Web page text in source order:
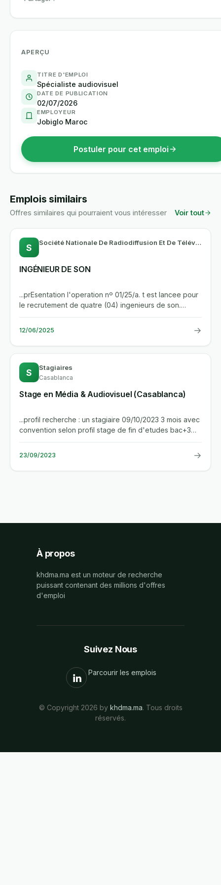
APERÇU
TITRE D'EMPLOI
Spécialiste audiovisuel
DATE DE PUBLICATION
02/07/2026
EMPLOYEUR
Jobiglo Maroc
Postuler pour cet emploi
Emplois similairs
Offres similaires qui pourraient vous intéresser Voir tout
S Société Nationale De Radiodiffusion Et De Télévision-SNRT
INGÉNIEUR DE SON
...prEsentation l'operation nº 01/25/a. t est lancee pour
le recrutement de quatre (04) ingenieurs de son.
affectation et...
12/06/2025 →
S Stagiaires
Casablanca
Stage en Média & Audiovisuel (Casablanca)
...profil recherche : un stagiaire 09/10/2023 3 mois avec
convention selon profil stage de fin d'etudes bac+3
media &...
23/09/2023 →
À propos
khdma.ma est un moteur de recherche
puissant contenant des millions d'offres
d'emploi
Suivez Nous
Parcourir les emplois
© Copyright 2026 by khdma.ma. Tous droits
réservés.